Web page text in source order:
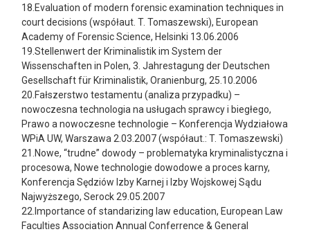
18.Evaluation of modern forensic examination techniques in
court decisions (współaut. T. Tomaszewski), European
Academy of Forensic Science, Helsinki 13.06.2006
19.Stellenwert der Kriminalistik im System der
Wissenschaften in Polen, 3. Jahrestagung der Deutschen
Gesellschaft für Kriminalistik, Oranienburg, 25.10.2006
20.Fałszerstwo testamentu (analiza przypadku) –
nowoczesna technologia na usługach sprawcy i biegłego,
Prawo a nowoczesne technologie – Konferencja Wydziałowa
WPiA UW, Warszawa 2.03.2007 (współaut.: T. Tomaszewski)
21.Nowe, “trudne” dowody – problematyka kryminalistyczna i
procesowa, Nowe technologie dowodowe a proces karny,
Konferencja Sędziów Izby Karnej i Izby Wojskowej Sądu
Najwyższego, Serock 29.05.2007
22.Importance of standarizing law education, European Law
Faculties Association Annual Conferrence & General